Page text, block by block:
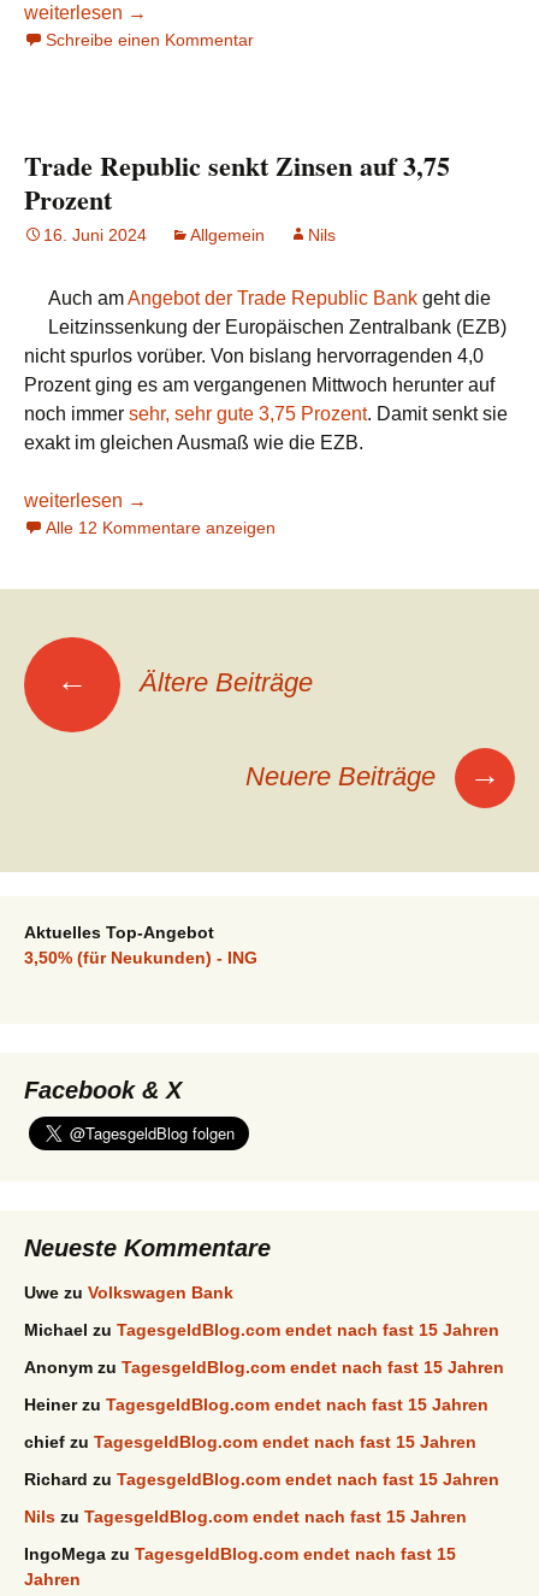
Renault Bank direkt senkt auch Neukunden-Angebot
weiterlesen →
Schreibe einen Kommentar
Trade Republic senkt Zinsen auf 3,75
Prozent
16. Juni 2024 Allgemein Nils
Auch amAngebot der Trade Republic Bank geht die
Leitzinssenkung der Europäischen Zentralbank (EZB)
nicht spurlos vorüber. Von bislang hervorragenden 4,0
Prozent ging es am vergangenen Mittwoch herunter auf
noch immer sehr, sehr gute 3,75 Prozent. Damit senkt sie
exakt im gleichen Ausmaß wie die EZB.
Trade Republic senkt Zinsen auf 3,75 Prozent
weiterlesen →
Alle 12 Kommentare anzeigen
Beitragsnavigation
← Ältere Beiträge
Neuere Beiträge →
Aktuelles Top-Angebot
3,50% (für Neukunden) - ING
Facebook & X
Neueste Kommentare
Uwe zu Volkswagen Bank
Michael zu TagesgeldBlog.com endet nach fast 15 Jahren
Anonym zu TagesgeldBlog.com endet nach fast 15 Jahren
Heinerzu TagesgeldBlog.com endet nach fast 15 Jahren
chief zu TagesgeldBlog.com endet nach fast 15 Jahren
Richard zu TagesgeldBlog.com endet nach fast 15 Jahren
Nils zu TagesgeldBlog.com endet nach fast 15 Jahren
IngoMega zu TagesgeldBlog.com endet nach fast 15
Jahren